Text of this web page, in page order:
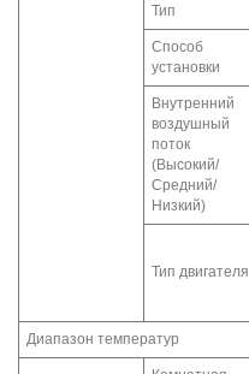
Тип
Способ
установки
Внутренний
воздушный
поток
(Высокий/
Средний/
Низкий)
Тип двигателя
Диапазон температур